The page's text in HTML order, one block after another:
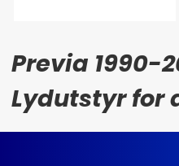
Previa 1990-
Lydutstyr for